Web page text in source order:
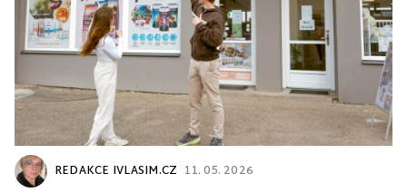
REDAKCE IVLASIM.CZ 11. 05. 2026